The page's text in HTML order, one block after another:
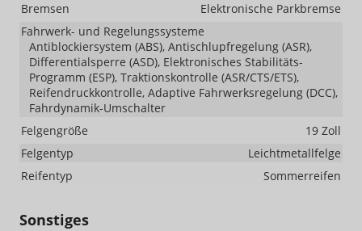
Bremsen
Elektronische Parkbremse
Fahrwerk- und Regelungssysteme
Antiblockiersystem (ABS), Antischlupfregelung (ASR),
Differentialsperre (ASD), Elektronisches Stabilitäts-
Programm (ESP), Traktionskontrolle (ASR/CTS/ETS),
Reifendruckkontrolle, Adaptive Fahrwerksregelung (DCC),
Fahrdynamik-Umschalter
Felgengröße
19 Zoll
Felgentyp
Leichtmetallfelge
Reifentyp
Sommerreifen
Sonstiges